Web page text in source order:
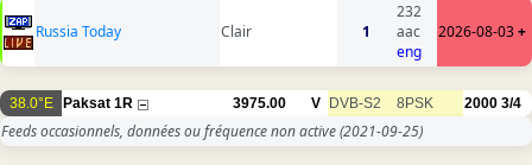
Russia Today Clair 1
232
aac
eng
2026-08-03+
38.0°E Paksat 1R 3975.00 V DVB-S2 8PSK 2000 3/4
Feeds occasionnels, données ou fréquence non active(2021-09-25)